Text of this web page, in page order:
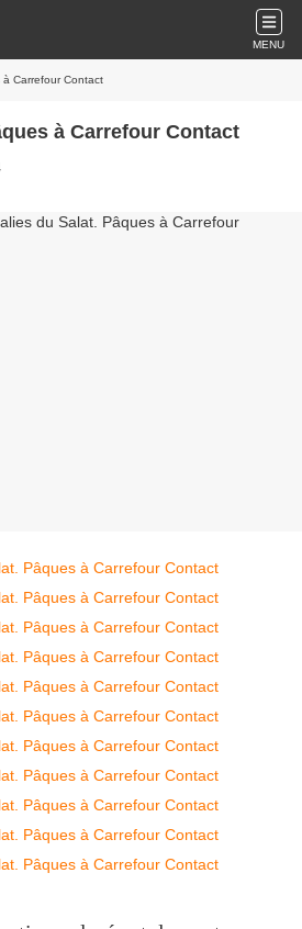
MENU
Carrefour Contact
à Carrefour Contact